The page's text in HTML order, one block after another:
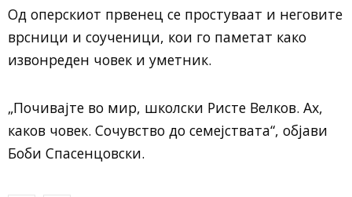
Од оперскиот првенец се простуваат и неговите
врсници и соученици, кои го паметат како
извонреден човек и уметник.
„Почивајте во мир, школски Ристе Велков. Ах,
каков човек. Сочувство до семејствата“, објави
Боби Спасенцовски.